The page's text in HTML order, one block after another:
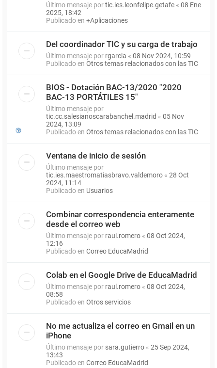
Último mensaje portic.ies.leonfelipe.getafe « 08 Ene
2025, 18:42
Publicado en +Aplicaciones
Del coordinador TIC y su carga de trabajo
Último mensaje por rgarcia « 08 Nov 2024, 10:59
Publicado en Otros temas relacionados con las TIC
BIOS - Dotación BAC-13/2020 "2020
BAC-13 PORTÁTILES 15"
Último mensaje por
tic.cc.salesianoscarabanchel.madrid « 05 Nov
2024, 13:09
Publicado en Otros temas relacionados con las TIC
Ventana de inicio de sesión
Último mensaje por
tic.ies.maestromatiasbravo.valdemoro « 28 Oct
2024, 11:14
Publicado en Usuarios
Combinar correspondencia enteramente
desde el correo web
Último mensaje por raul.romero « 08 Oct 2024,
12:16
Publicado en Correo EducaMadrid
Colab en el Google Drive de EducaMadrid
Último mensaje por raul.romero « 08 Oct 2024,
08:58
Publicado en Otros servicios
No me actualiza el correo en Gmail en un
iPhone
Último mensaje por sara.gutierro « 25 Sep 2024,
13:43
Publicado en Correo EducaMadrid